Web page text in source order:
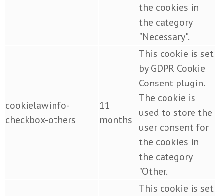
the cookies in
the category
"Necessary".
cookielawinfo-
checkbox-others
11
months
This cookie is set
by GDPR Cookie
Consent plugin.
The cookie is
used to store the
user consent for
the cookies in
the category
"Other.
This cookie is set